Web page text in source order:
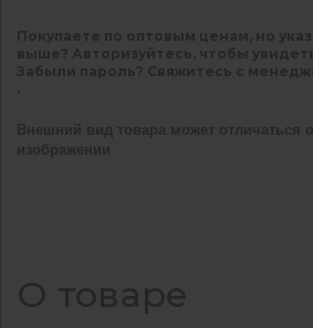
Покупаете по оптовым ценам, но
выше? Авторизуйтесь, чтобы
Забыли пароль? Свяжитесь с
Внешний вид товара может отличаться
изображении
О товаре